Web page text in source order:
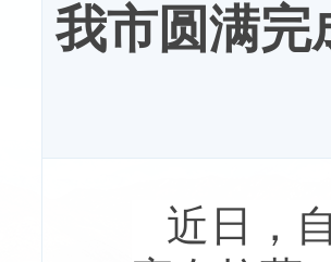
我市圆满完
近日，